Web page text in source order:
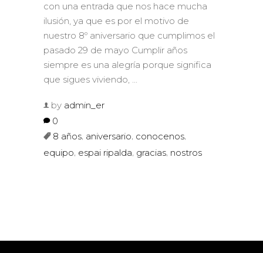
con una entrada que nos hace mucha
ilusión, ya que es por el motivo de
nuestro 8º aniversario que cumplimos el
pasado 29 de mayo Cumplir años
siempre es una alegría porque significa
que sigues viviendo,
by admin_er
0
8 años, aniversario, conocenos,
equipo espai ripalda gracias nostros